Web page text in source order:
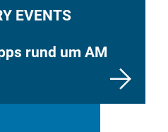
EVENTS
rund um AM